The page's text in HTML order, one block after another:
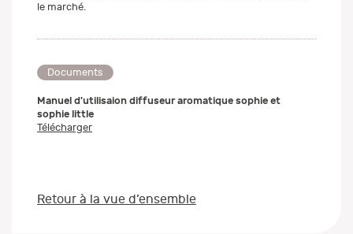
le marché.
Documents
Manuel d'utilisaion diffuseur aromatique sophie et
sophie little
Télécharger
Retour à la vue d’ensemble